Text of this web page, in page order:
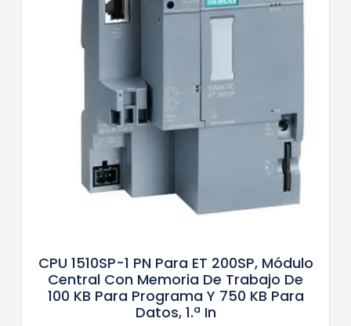
CPU 1510SP-1 PN Para ET 200SP, Módulo
Central Con Memoria De Trabajo De
100 KB Para Programa Y 750 KB Para
Datos, 1.ª In